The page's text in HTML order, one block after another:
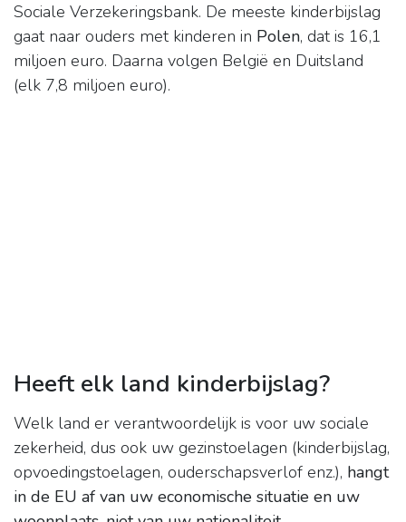
Sociale Verzekeringsbank. De meeste kinderbijslag
gaat naar ouders met kinderen in Polen, dat is 16,1
miljoen euro. Daarna volgen België en Duitsland
(elk 7,8 miljoen euro).
Heeft elk land kinderbijslag?
Welk land er verantwoordelijk is voor uw sociale
zekerheid, dus ook uw gezinstoelagen (kinderbijslag,
opvoedingstoelagen, ouderschapsverlof enz.), hangt
in de EU af van uw economische situatie en uw